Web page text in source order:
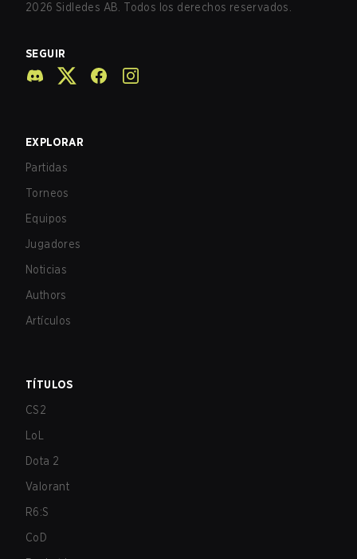
2026 Sidledes AB. Todos los derechos reservados.
SEGUIR
EXPLORAR
Partidas
Torneos
Equipos
Jugadores
Noticias
Authors
Artículos
TÍTULOS
CS2
LoL
Dota 2
Valorant
R6:S
CoD